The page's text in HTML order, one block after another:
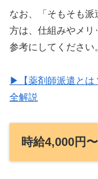
なお、「そもそも派
方は、仕組みやメリ
参考にしてください
▶【薬剤師派遣とは
全解説
時給4,000円